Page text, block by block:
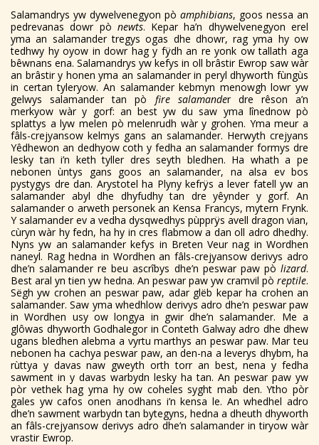
Salamandrys yw dywelvenegyon pò amphibians, goos nessa an
pedrevanas dowr pò newts. Kepar ha’n dhywelvenegyon erel
yma an salamander tregys ogas dhe dhowr, rag yma hy ow
tedhwy hy oyow in dowr hag y fÿdh an re yonk ow tallath aga
bêwnans ena. Salamandrys yw kefys in oll brâstir Ewrop saw wàr
an brâstir y honen yma an salamander in peryl dhyworth fùngùs
in certan tyleryow. An salamander kebmyn menowgh lowr yw
gelwys salamander tan pò fire salamander dre rêson a’n
merkyow wàr y gorf: an best yw du saw yma lînednow pò
splattys a lyw melen pò melenrudh wàr y grohen. Yma meur a
fâls-crejyansow kelmys gans an salamander. Herwyth crejyans
Yêdhewon an dedhyow coth y fedha an salamander formys dre
lesky tan i’n keth tyller dres seyth bledhen. Ha whath a pe
nebonen ùntys gans goos an salamander, na alsa ev bos
pystygys dre dan. Arystotel ha Plyny kefrÿs a lever fatell yw an
salamander abyl dhe dhyfudhy tan dre yêynder y gorf. An
salamander o arweth personek an Kensa Francys, mytern Frynk.
Y salamander ev a vedha dysqwedhys pùpprÿs avell dragon vian,
cùryn wàr hy fedn, ha hy in cres flabmow a dan oll adro dhedhy.
Nyns yw an salamander kefys in Breten Veur nag in Wordhen
naneyl. Rag hedna in Wordhen an fâls-crejyansow derivys adro
dhe’n salamander re beu ascrîbys dhe’n peswar paw pò lizard.
Best aral yn tien yw hedna. An peswar paw yw cramvil pò reptile.
Sëgh yw crohen an peswar paw, adar glëb kepar ha crohen an
salamander. Saw yma whedhlow derivys adro dhe’n peswar paw
in Wordhen usy ow longya in gwir dhe’n salamander. Me a
glôwas dhyworth Godhalegor in Conteth Galway adro dhe dhew
ugans bledhen alebma a vyrtu marthys an peswar paw. Mar teu
nebonen ha cachya peswar paw, an den-na a leverys dhybm, ha
rùttya y davas naw gweyth orth torr an best, nena y fedha
sawment in y davas warbydn lesky ha tan. An peswar paw yw
pòr vethek hag yma hy ow coheles syght mab den. Ytho pòr
gales yw cafos onen anodhans i’n kensa le. An whedhel adro
dhe’n sawment warbydn tan bytegyns, hedna a dheuth dhyworth
an fâls-crejyansow derivys adro dhe’n salamander in tiryow wàr
vrastir Ewrop.